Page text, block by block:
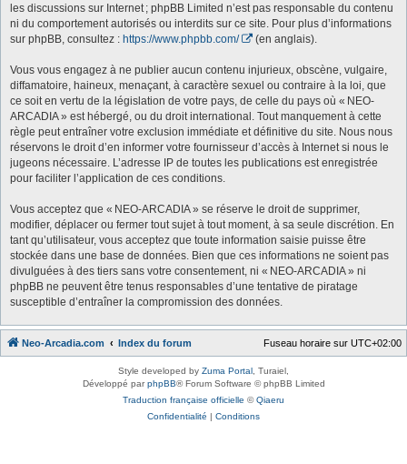
les discussions sur Internet ; phpBB Limited n’est pas responsable du contenu
ni du comportement autorisés ou interdits sur ce site. Pour plus d’informations
sur phpBB, consultez : https://www.phpbb.com/ (en anglais).
Vous vous engagez à ne publier aucun contenu injurieux, obscène, vulgaire,
diffamatoire, haineux, menaçant, à caractère sexuel ou contraire à la loi, que
ce soit en vertu de la législation de votre pays, de celle du pays où « NEO-
ARCADIA » est hébergé, ou du droit international. Tout manquement à cette
règle peut entraîner votre exclusion immédiate et définitive du site. Nous nous
réservons le droit d’en informer votre fournisseur d’accès à Internet si nous le
jugeons nécessaire. L’adresse IP de toutes les publications est enregistrée
pour faciliter l’application de ces conditions.
Vous acceptez que « NEO-ARCADIA » se réserve le droit de supprimer,
modifier, déplacer ou fermer tout sujet à tout moment, à sa seule discrétion. En
tant qu’utilisateur, vous acceptez que toute information saisie puisse être
stockée dans une base de données. Bien que ces informations ne soient pas
divulguées à des tiers sans votre consentement, ni « NEO-ARCADIA » ni
phpBB ne peuvent être tenus responsables d’une tentative de piratage
susceptible d’entraîner la compromission des données.
Neo-Arcadia.com Index du forum Fuseau horaire sur UTC+02:00
Style developed by Zuma Portal , Turaiel,
Développé parphpBB® Forum Software © phpBB Limited
Traduction française officielle ©Qiaeru
Confidentialité | Conditions